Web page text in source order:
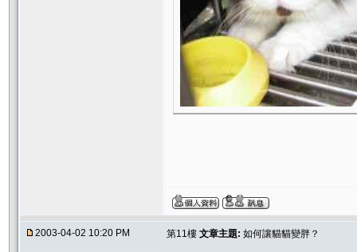
2003-04-02 10:20 PM 第11樓 文章主題: 如何讓貓貓變胖？